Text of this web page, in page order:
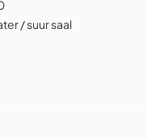
/ suur saal